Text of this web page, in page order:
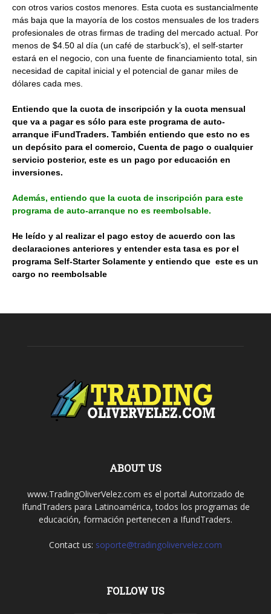
con otros varios costos menores. Esta cuota es sustancialmente
más baja que la mayoría de los costos mensuales de los traders
profesionales de otras firmas de trading del mercado actual. Por
menos de $4.50 al día (un café de starbuck’s), el self-starter
estará en el negocio, con una fuente de financiamiento total, sin
necesidad de capital inicial y el potencial de ganar miles de
dólares cada mes.
Entiendo que la cuota de inscripción y la cuota mensual
que va a pagar es sólo para este programa de auto-
arranque iFundTraders. También entiendo que esto no es
un depósito para el comercio, Cuenta de pago o cualquier
servicio posterior, este es un pago por educación en
inversiones.
Además, entiendo que la cuota de inscripción para este
programa de auto-arranque no es reembolsable.
He leído y al realizar el pago estoy de acuerdo con las
declaraciones anteriores y entender esta tasa es por el
programa Self-Starter Solamente y entiendo que este es un
cargo no reembolsable
ABOUT US
www.TradingOliverVelez.com es el portal Autorizado de
IfundTraders para Latinoamérica, todos los programas de
educación, formación pertenecen a IfundTraders.
Contact us: soporte@tradingolivervelez.com
FOLLOW US